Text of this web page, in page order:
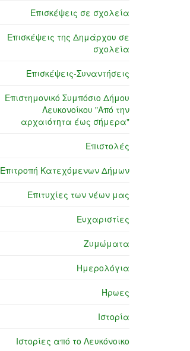
Επισκέψεις σε σχολεία
Επισκέψεις της Δημάρχου σε
σχολεία
Επισκέψεις-Συναντήσεις
Επιστημονικό Συμπόσιο Δήμου
Λευκονοίκου "Από την
αρχαιότητα έως σήμερα"
Επιστολές
Επιτροπή Κατεχόμενων Δήμων
Επιτυχίες των νέων μας
Ευχαριστίες
Ζυμώματα
Ημερολόγια
Ήρωες
Ιστορία
Ιστορίες από το Λευκόνοικο